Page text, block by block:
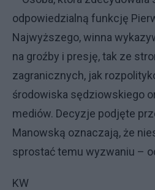
odpowiedzialną funkcję
Najwyższego, winna
na groźby i presję, tak ze
zagranicznych, jak
środowiska sędziowskiego
mediów. Decyzje podjęte
Manowską oznaczają, że
sprostać temu wyzwaniu –
KW